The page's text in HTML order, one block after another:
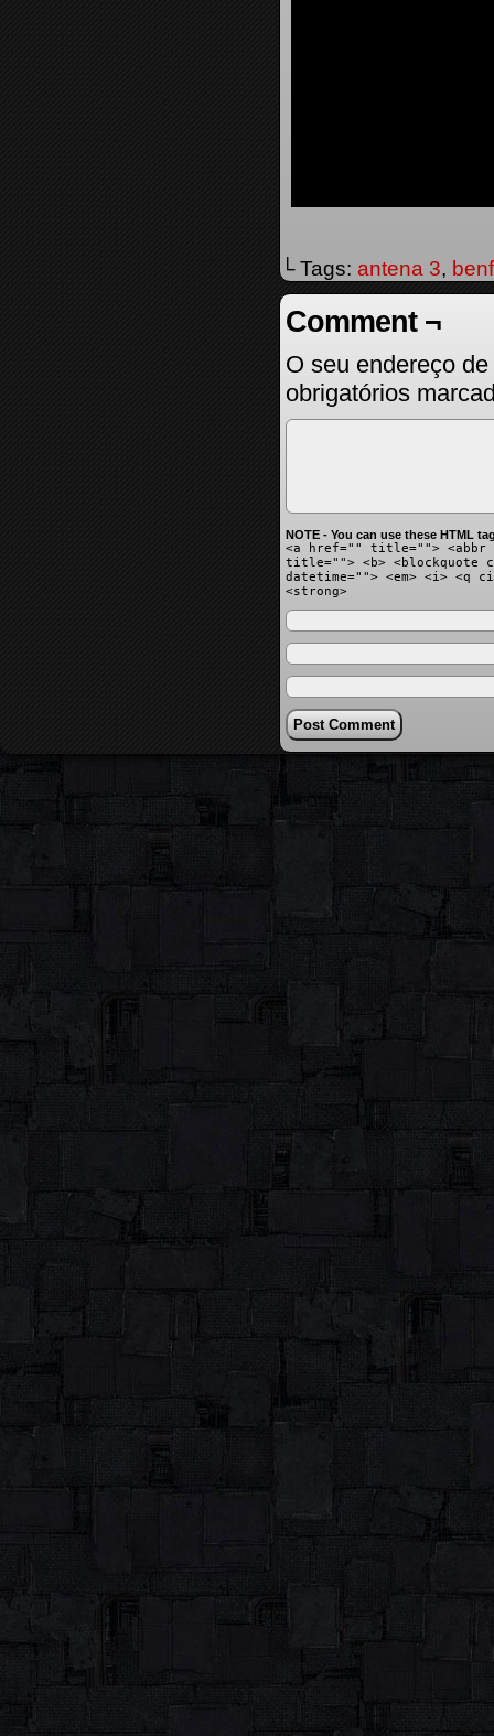
└ Tags: antena 3,
Comment ¬
O seu endereço
obrigatórios
NOTE - You can use these HTML
<a href="" title=""> <abbr
title=""> <b> <blockquote
datetime=""> <em> <i> <q
<strong>